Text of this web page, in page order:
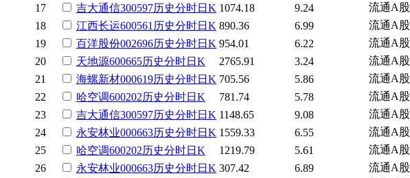
17
吉大通信300597历史分时日K 1074.18 9.24 流通A股
18
江西长运600561 历史分时日K 890.36 6.99 流通A股
19
百洋股份002696历史分时日K 954.01 6.22 流通A股
20
天地源600665历史分时日K 2765.91 3.24 流通A股
21
海螺新材000619历史分时日K 705.56 5.86 流通A股
22
哈空调600202历史分时日K 781.74 5.78 流通A股
23
吉大通信300597历史分时日K 1148.65 9.08 流通A股
24
永安林业000663历史分时日K 1559.33 6.55 流通A股
25
哈空调600202历史分时日K 1219.79 5.61 流通A股
26
永安林业000663历史分时日K 307.42 6.89 流通A股